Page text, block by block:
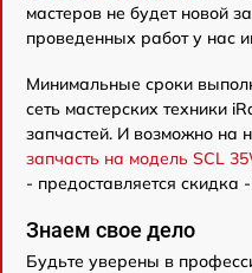
мастеров не будет новой
проведенных работ у нас
Минимальные сроки
сеть мастерских техники
запчастей. И возможно на
запчасть на модель SCL
- предоставляется скидка
Знаем свое дело
Будьте уверены в